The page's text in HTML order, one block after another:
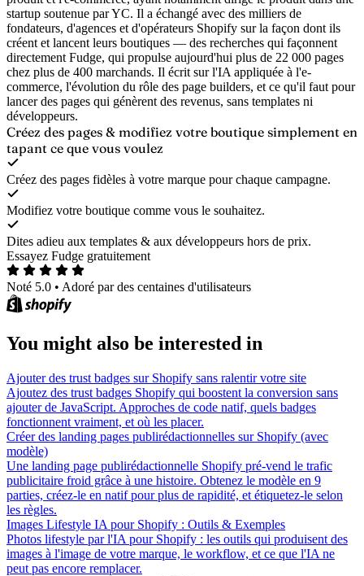
startup soutenue par YC. Il a échangé avec des milliers de
fondateurs, d'agences et d'opérateurs Shopify sur la façon dont ils
créent et lancent leurs boutiques — des recherches qui façonnent
directement Fudge, qui propulse aujourd'hui plus de 22 000 pages
chez plus de 400 marchands. Il écrit sur l'IA appliquée à l'e-
commerce, l'évolution du rôle des page builders, et ce qu'il faut pour
lancer des pages qui génèrent des revenus, sans templates ni
développeurs.
Créez des pages & modifiez votre boutique simplement en
tapant ce que vous voulez
Créez des pages fidèles à votre marque pour chaque campagne.
Modifiez votre boutique comme vous le souhaitez.
Dites adieu aux templates & aux développeurs hors de prix.
Essayez Fudge gratuitement
Noté 5.0 • Adoré par des centaines d'utilisateurs
You might also be interested in
Ajouter des trust badges sur Shopify sans ralentir votre site
Ajoutez des trust badges Shopify qui boostent la conversion sans
ajouter de JavaScript. Approches de code natif, quels badges
fonctionnent vraiment, et où les placer.
Créer des landing pages publirédactionnelles sur Shopify (avec
modèle)
Une landing page publirédactionnelle Shopify pré-vend le trafic
publicitaire froid grâce à une histoire. Obtenez le modèle en 9
parties, créez-le en natif pour plus de rapidité, et étiquetez-le selon
les règles.
Images Lifestyle IA pour Shopify : Outils & Exemples
Photos lifestyle par l'IA pour Shopify : les outils qui produisent des
images à l'image de votre marque, le workflow, et ce que l'IA ne
peut pas encore remplacer.